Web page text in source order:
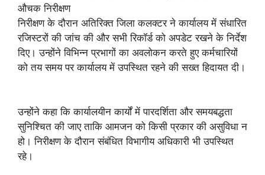
निरीक्षण के दौरान अतिरिक्त जिला कलक्टर ने कार्यालय में संधारित
रजिस्टरों की जांच की और सभी रिकॉर्ड को अपडेट रखने के निर्देश
दिए। उन्होंने विभिन्न प्रभागों का अवलोकन करते हुए कर्मचारियों
को तय समय पर कार्यालय में उपस्थित रहने की सख्त हिदायत दी।
उन्होंने कहा कि कार्यालयीन कार्यों में पारदर्शिता और समयबद्धता
सुनिश्चित की जाए ताकि आमजन को किसी प्रकार की असुविधा न
हो। निरीक्षण के दौरान संबंधित विभागीय अधिकारी भी उपस्थित
रहे।